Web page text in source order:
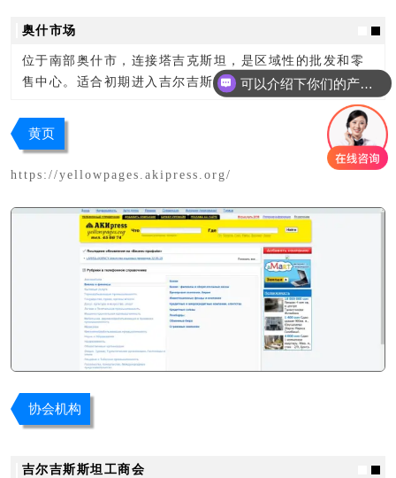
奥什市场
位于南部奥什市，连接塔吉克斯坦，是区域性的批发和零
售中心。适合初期进入吉尔吉斯市场的企业。
黄页
h ttps://yellowpages.akipress.org/
协会机构
吉尔吉斯斯坦工商会
你们是怎么收费的呢